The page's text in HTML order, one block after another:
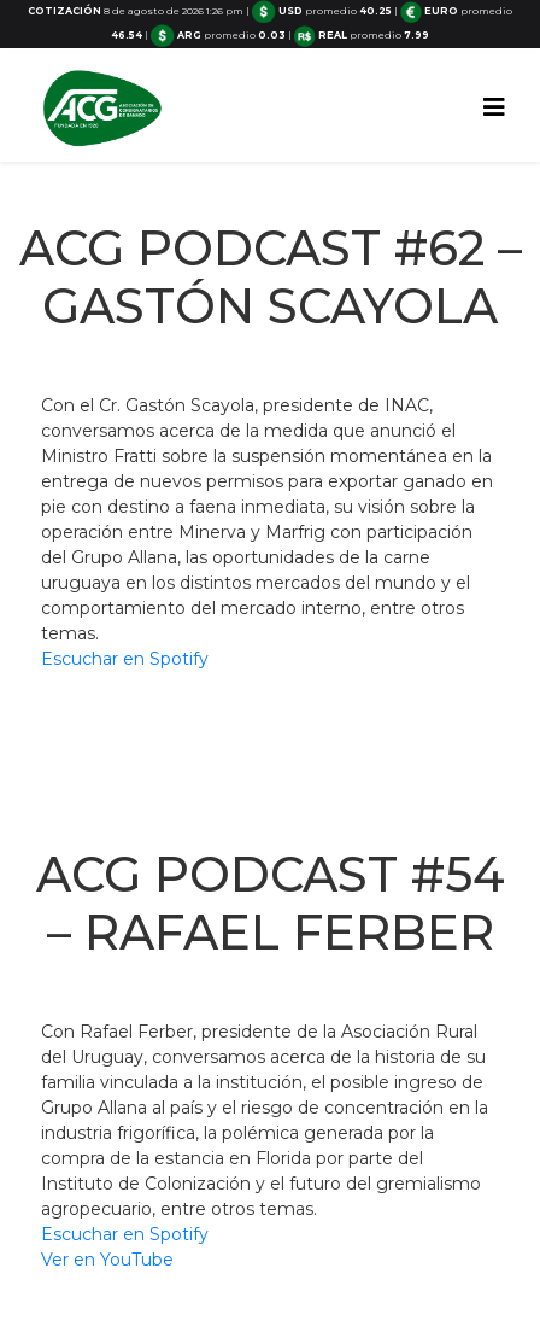
COTIZACIÓN 8 de agosto de 2026 1:26 pm | USD promedio 40.25 | EURO promedio
46.54 | ARG promedio 0.03 | REALpromedio 7.99
ACG PODCAST #62 –
GASTÓN SCAYOLA
Con el Cr. Gastón Scayola, presidente de INAC,
conversamos acerca de la medida que anunció el
Ministro Fratti sobre la suspensión momentánea en la
entrega de nuevos permisos para exportar ganado en
pie con destino a faena inmediata, su visión sobre la
operación entre Minerva y Marfrig con participación
del Grupo Allana, las oportunidades de la carne
uruguaya en los distintos mercados del mundo y el
comportamiento del mercado interno, entre otros
temas.
Escuchar en Spotify
ACG PODCAST #54
– RAFAEL FERBER
Con Rafael Ferber, presidente de la Asociación Rural
del Uruguay, conversamos acerca de la historia de su
familia vinculada a la institución, el posible ingreso de
Grupo Allana al país y el riesgo de concentración en la
industria frigorífica, la polémica generada por la
compra de la estancia en Florida por parte del
Instituto de Colonización y el futuro del gremialismo
agropecuario, entre otros temas.
Escuchar en Spotify
Ver en YouTube